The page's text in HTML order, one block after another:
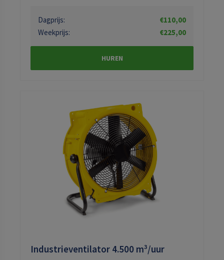
Dagprijs:
€110,00
Weekprijs:
€225,00
HUREN
Industrieventilator 4.500 m³/uur